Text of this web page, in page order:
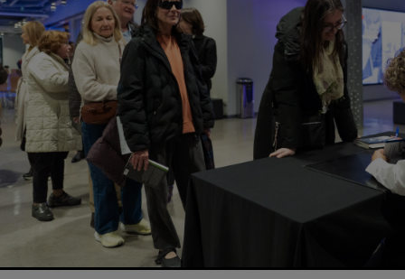
Previous